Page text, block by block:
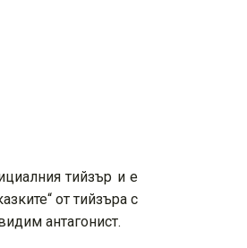
тийзър и е
от тийзъра с
антагонист.